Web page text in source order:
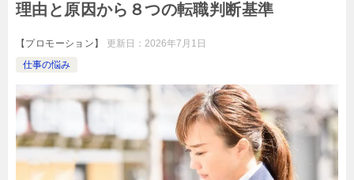
理由と原因から８つの転職判断基準
【プロモーション】 更新日：2026年7月1日
仕事の悩み